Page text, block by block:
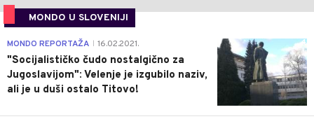
MONDO U SLOVENIJI
4
MONDO REPORTAŽA 16.02.2021.
"Socijalističko čudo nostalgično za
Jugoslavijom": Velenje je izgubilo naziv,
ali je u duši ostalo Titovo!